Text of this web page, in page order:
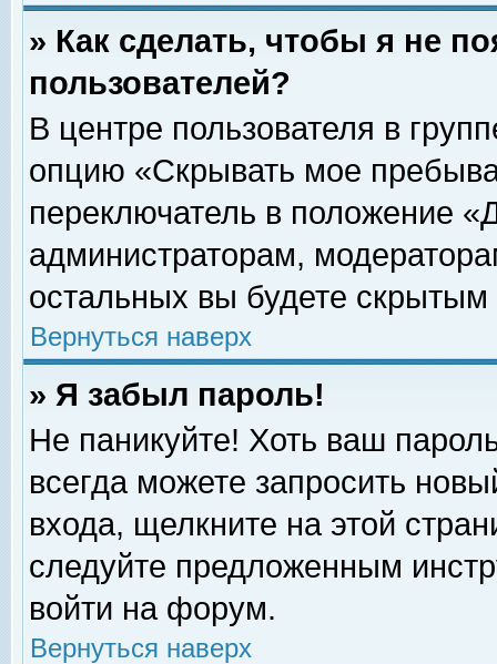
» Как сделать, чтобы я не
пользователей?
В центре пользователя в
опцию «Скрывать мое
переключатель в положение
администраторам,
остальных вы будете скрытым
Вернуться наверх
» Я забыл пароль!
Не паникуйте! Хоть ваш
всегда можете запросить
входа, щелкните на этой
следуйте предложенным
войти на форум.
Вернуться наверх